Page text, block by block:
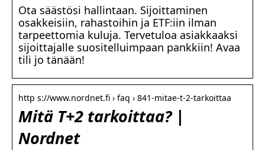
Ota säästösi hallintaan. Sijoittaminen
osakkeisiin, rahastoihin ja ETF:iin ilman
tarpeettomia kuluja. Tervetuloa asiakkaaksi
sijoittajalle suositelluimpaan pankkiin! Avaa
tili jo tänään!
http s://www.nordnet.fi › faq › 841-mitae-t-2-tarkoittaa
Mitä T+2 tarkoittaa? |
Nordnet